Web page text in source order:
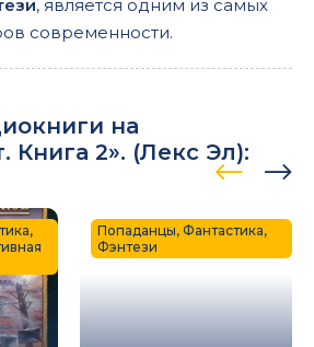
, является одним из самых
современности.
на
Книга 2». (Лекс Эл):
Попаданцы, Фантастика,
Фэнтези